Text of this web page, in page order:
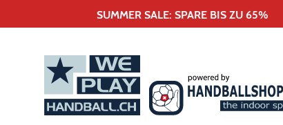
SUMMER SALE: SPARE BIS ZU 65%